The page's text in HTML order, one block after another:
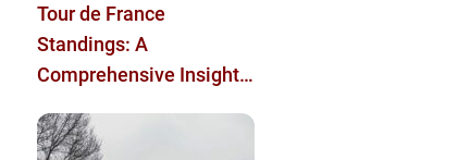
Tour de France
Standings: A
Comprehensive Insight
Race